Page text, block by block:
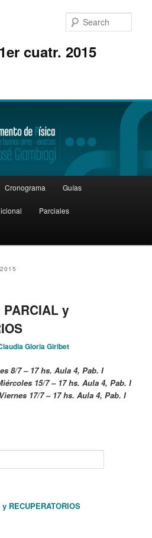
cuatr. 2015
Cronograma Guías
Parciales
PARCIAL y
Gloria Giribet
8/7 – 17 hs. Aula 4, Pab. I
15/7 – 17 hs. Aula 4, Pab. I
17/7 – 17 hs. Aula 4, Pab. I
RECUPERATORIOS